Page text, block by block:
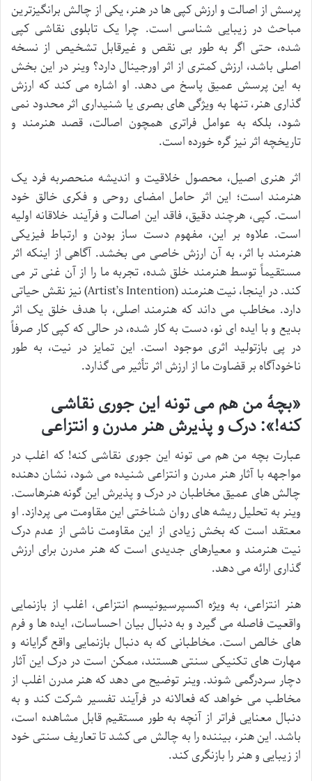
پرسش از اصالت و ارزش کپی ها در هنر، یکی از چالش برانگیزترین
مباحث در زیبایی شناسی است. چرا یک تابلوی نقاشی کپی
شده، حتی اگر به طور بی نقص و غیرقابل تشخیص از نسخه
اصلی باشد، ارزش کمتری از اثر اورجینال دارد؟ وینر در این بخش
به این پرسش عمیق پاسخ می دهد. او اشاره می کند که ارزش
گذاری هنر، تنها به ویژگی های بصری یا شنیداری اثر محدود نمی
شود، بلکه به عوامل فراتری همچون اصالت، قصد هنرمند و
تاریخچه اثر نیز گره خورده است.
اثر هنری اصیل، محصول خلاقیت و اندیشه منحصربه فرد یک
هنرمند است؛ این اثر حامل امضای روحی و فکری خالق خود
است. کپی، هرچند دقیق، فاقد این اصالت و فرآیند خلاقانه اولیه
است. علاوه بر این، مفهوم دست ساز بودن و ارتباط فیزیکی
هنرمند با اثر، به آن ارزش خاصی می بخشد. آگاهی از اینکه اثر
مستقیماً توسط هنرمند خلق شده، تجربه ما را از آن غنی تر می
کند. در اینجا، نیت هنرمند (Artist’s Intention) نیز نقش حیاتی
دارد. مخاطب می داند که هنرمند اصلی، با هدف خلق یک اثر
بدیع و با ایده ای نو، دست به کار شده، در حالی که کپی کار صرفاً
در پی بازتولید اثری موجود است. این تمایز در نیت، به طور
ناخودآگاه بر قضاوت ما از ارزش اثر تأثیر می گذارد.
«بچۀ من هم می تونه این جوری نقاشی
کنه!»: درک و پذیرش هنر مدرن و انتزاعی
عبارت بچه من هم می تونه این جوری نقاشی کنه! که اغلب در
مواجهه با آثار هنر مدرن و انتزاعی شنیده می شود، نشان دهنده
چالش های عمیق مخاطبان در درک و پذیرش این گونه هنرهاست.
وینر به تحلیل ریشه های روان شناختی این مقاومت می پردازد. او
معتقد است که بخش زیادی از این مقاومت ناشی از عدم درک
نیت هنرمند و معیارهای جدیدی است که هنر مدرن برای ارزش
گذاری ارائه می دهد.
هنر انتزاعی، به ویژه اکسپرسیونیسم انتزاعی، اغلب از بازنمایی
واقعیت فاصله می گیرد و به دنبال بیان احساسات، ایده ها و فرم
های خالص است. مخاطبانی که به دنبال بازنمایی واقع گرایانه و
مهارت های تکنیکی سنتی هستند، ممکن است در درک این آثار
دچار سردرگمی شوند. وینر توضیح می دهد که هنر مدرن اغلب از
مخاطب می خواهد که فعالانه در فرآیند تفسیر شرکت کند و به
دنبال معنایی فراتر از آنچه به طور مستقیم قابل مشاهده است،
باشد. این هنر، بیننده را به چالش می کشد تا تعاریف سنتی خود
از زیبایی و هنر را بازنگری کند.